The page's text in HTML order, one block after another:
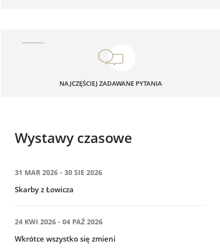
NAJCZĘŚCIEJ ZADAWANE PYTANIA
Wystawy czasowe
31 MAR 2026 - 30 SIE 2026
Skarby z Łowicza
24 KWI 2026 - 04 PAŹ 2026
Wkrótce wszystko się zmieni